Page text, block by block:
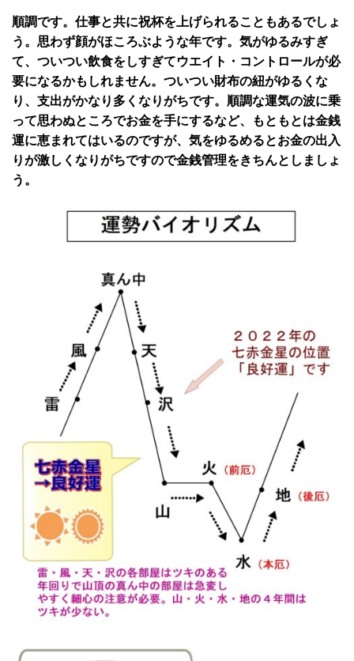
順調です。仕事と共に祝杯を上げられることもあるでしょ
う。思わず顔がほころぶような年です。気がゆるみすぎ
て、ついつい飲食をしすぎてウエイト・コントロールが必
要になるかもしれません。ついつい財布の紐がゆるくな
り、支出がかなり多くなりがちです。順調な運気の波に乗
って思わぬところでお金を手にするなど、もともとは金銭
運に恵まれてはいるのですが、気をゆるめるとお金の出入
りが激しくなりがちですので金銭管理をきちんとしましょ
う。